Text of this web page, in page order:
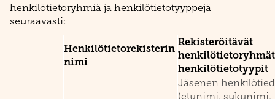
henkilötietoryhmiä ja henkilötietotyyppejä
seuraavasti:
Henkilötietorekisterin
nimi
Rekisteröitävät
henkilötietotyypit
Jäsenen
(etunimi, sukunimi,